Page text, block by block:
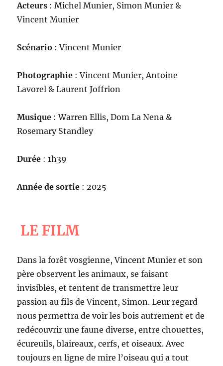
Acteurs : Michel Munier, Simon Munier &
Vincent Munier
Scénario : Vincent Munier
Photographie : Vincent Munier, Antoine
Lavorel & Laurent Joffrion
Musique : Warren Ellis, Dom La Nena &
Rosemary Standley
Durée : 1h39
Année de sortie : 2025
LE FILM
Dans la forêt vosgienne, Vincent Munier et son
père observent les animaux, se faisant
invisibles, et tentent de transmettre leur
passion au fils de Vincent, Simon. Leur regard
nous permettra de voir les bois autrement et de
redécouvrir une faune diverse, entre chouettes,
écureuils, blaireaux, cerfs, et oiseaux. Avec
toujours en ligne de mire l’oiseau qui a tout